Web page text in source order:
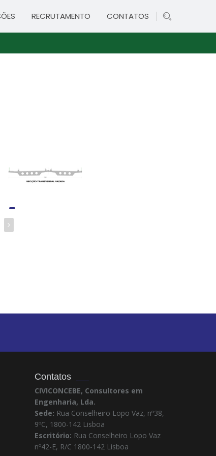
RECRUTAMENTO CONTATOS
Contatos
CIVICONCEBE, Consultores em
Engenharia, Lda.
Sede: Rua Conselheiro Lopo Vaz, nº38,
9ºC, 1800-142 Lisboa
Escritório: Rua Conselheiro Lopo Vaz
nº42-E, R/C 1800-142 Lisboa